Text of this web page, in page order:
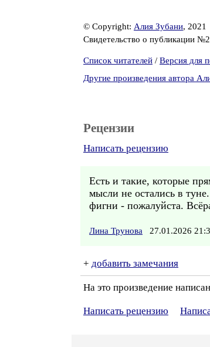
© Copyright: Алия Зубани, 2021
Свидетельство о публикации
Список читателей / Версия для
Другие произведения автора
Рецензии
Написать рецензию
Есть и такие, которые
мысли не остались в
фигни - пожалуйста.
Лина Трунова 27.01.2026
+ добавить замечания
На это произведение
Написать рецензию